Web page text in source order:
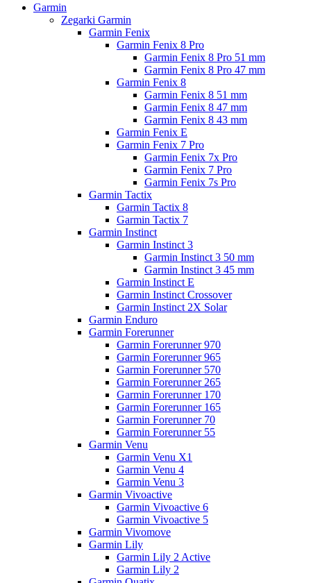
Garmin
Zegarki Garmin
Garmin Fenix
Garmin Fenix 8 Pro
Garmin Fenix 8 Pro 51 mm
Garmin Fenix 8 Pro 47 mm
Garmin Fenix 8
Garmin Fenix 8 51 mm
Garmin Fenix 8 47 mm
Garmin Fenix 8 43 mm
Garmin Fenix E
Garmin Fenix 7 Pro
Garmin Fenix 7x Pro
Garmin Fenix 7 Pro
Garmin Fenix 7s Pro
Garmin Tactix
Garmin Tactix 8
Garmin Tactix 7
Garmin Instinct
Garmin Instinct 3
Garmin Instinct 3 50 mm
Garmin Instinct 3 45 mm
Garmin Instinct E
Garmin Instinct Crossover
Garmin Instinct 2X Solar
Garmin Enduro
Garmin Forerunner
Garmin Forerunner 970
Garmin Forerunner 965
Garmin Forerunner 570
Garmin Forerunner 265
Garmin Forerunner 170
Garmin Forerunner 165
Garmin Forerunner 70
Garmin Forerunner 55
Garmin Venu
Garmin Venu X1
Garmin Venu 4
Garmin Venu 3
Garmin Vivoactive
Garmin Vivoactive 6
Garmin Vivoactive 5
Garmin Vivomove
Garmin Lily
Garmin Lily 2 Active
Garmin Lily 2